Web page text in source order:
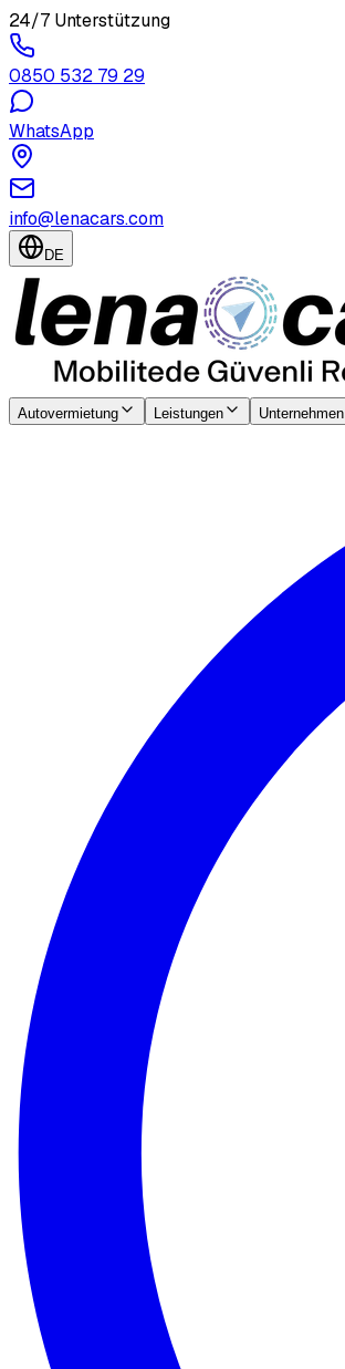
24/7 Unterstützung
0850 532 79 29
WhatsApp
info@lenacars.com
DE
Autovermietung Leistungen Unternehmen